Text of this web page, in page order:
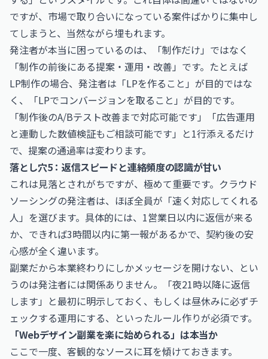
ですが、市場で取り合いになっている案件ばかりに集中し
てしまうと、当然ながら埋もれます。
発注者が本当に困っているのは、「制作だけ」ではなく
「制作の前後にある提案・運用・改善」です。たとえば
LP制作の場合、発注者は「LPを作ること」が目的ではな
く、「LPでコンバージョンを取ること」が目的です。
「制作後のA/Bテスト改善まで対応可能です」「広告運用
と連動した数値検証もご相談可能です」と1行添えるだけ
で、提案の通過率は変わります。
落とし穴5：返信スピードと連絡頻度の認識が甘い
これは見落とされがちですが、極めて重要です。クラウド
ソーシングの発注者は、ほぼ全員が「速く対応してくれる
人」を選びます。具体的には、1営業日以内に返信が来る
か、できれば3時間以内に第一報があるかで、契約後の安
心感が全く違います。
副業だから本業終わりにしかメッセージを開けない、とい
うのは発注者には関係ありません。「夜21時以降に返信
します」と最初に明示しておく、もしくは昼休みに必ずチ
ェックする運用にする、といったルール作りが必須です。
「Webデザイン副業を楽に始められる」は本当か
ここで一度、客観的なソースに耳を傾けておきます。